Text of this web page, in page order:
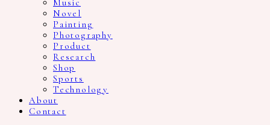
Music
Novel
Painting
Photography
Product
Research
Shop
Sports
Technology
About
Contact